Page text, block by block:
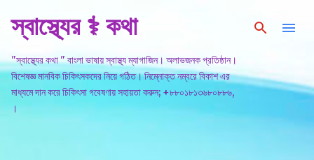
সরাসরি প্রধান সামগ্রীতে চলে যান
স্বাস্থ্যের ⚕️ কথা
"স্বাস্থ্যের কথা " বাংলা ভাষায় স্বাস্থ্য ম্যাগাজিন। অলাভজনক প্রতিষ্ঠান।
বিশেষজ্ঞ মানবিক চিকিৎসকদের নিয়ে গঠিত। নিম্নোক্ত নম্বরে বিকাশ এর
মাধ্যমে দান করে চিকিৎসা গবেষণায় সহায়তা করুন; +৮৮০১৮১৩৬৮০৮৮৬,
।